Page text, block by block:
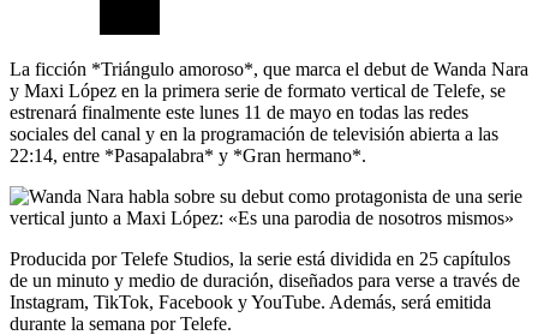
La ficción *Triángulo amoroso*, que marca el debut de Wanda Nara
y Maxi López en la primera serie de formato vertical de Telefe, se
estrenará finalmente este lunes 11 de mayo en todas las redes
sociales del canal y en la programación de televisión abierta a las
22:14, entre *Pasapalabra* y *Gran hermano*.
Producida por Telefe Studios, la serie está dividida en 25 capítulos
de un minuto y medio de duración, diseñados para verse a través de
Instagram, TikTok, Facebook y YouTube. Además, será emitida
durante la semana por Telefe.